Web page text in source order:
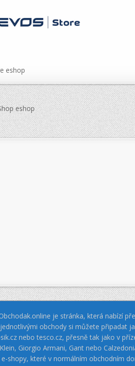
eshop
eshop
je stránka, která nabízí
obchody si můžete připadat
nebo tesco.cz, přesně tak jako v
Giorgio Armani, Gant nebo
shopy, které v normálním obchodním